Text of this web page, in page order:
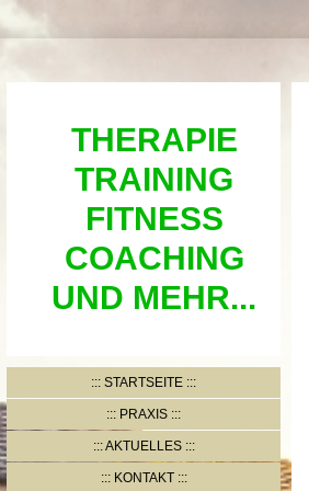
THERAPIE
TRAINING
FITNESS
COACHING
UND MEHR...
STARTSEITE
PRAXIS
AKTUELLES
KONTAKT